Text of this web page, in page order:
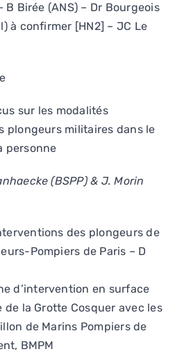
B Birée (ANS) – Dr Bourgeois
à confirmer [HN2] – JC Le
sur les modalités
plongeurs militaires dans le
personne
(BSPP) & J. Morin
des plongeurs de
Pompiers de Paris – D
d’intervention en surface
de la Grotte Cosquer avec les
de Marins Pompiers de
BMPM